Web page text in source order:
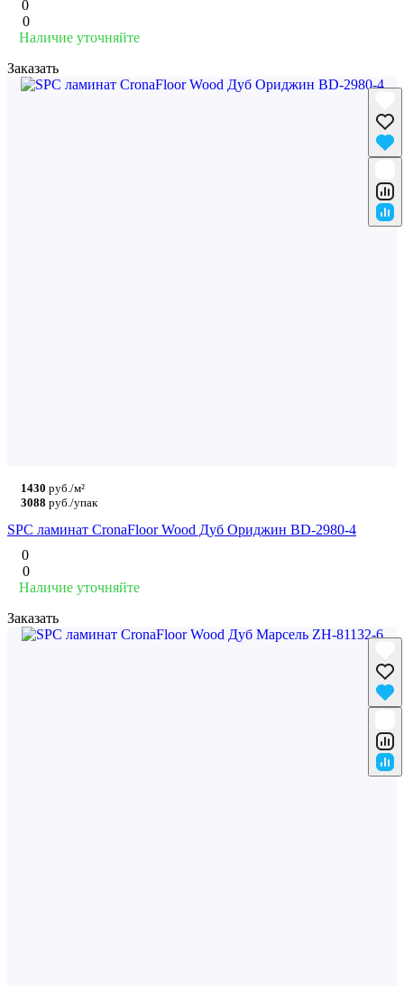
0
0
Наличие уточняйте
Заказать
1430 руб./м²
3088 руб./упак
SPC ламинат CronaFloor Wood Дуб Ориджин BD-2980-4
0
0
Наличие уточняйте
Заказать